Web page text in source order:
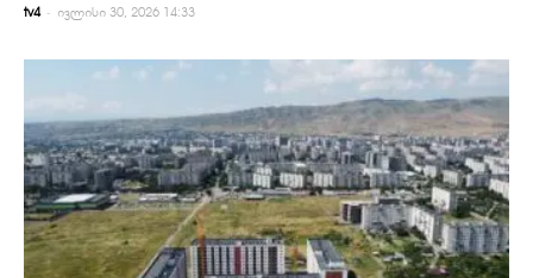
tv4 - ივლისი 30, 2026 14:33